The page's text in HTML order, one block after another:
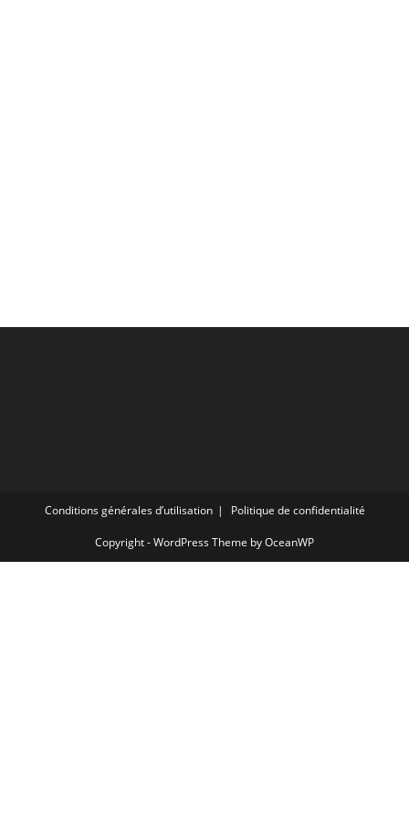
Conditions générales d’utilisation Politique de confidentialité
Copyright - WordPress Theme by OceanWP